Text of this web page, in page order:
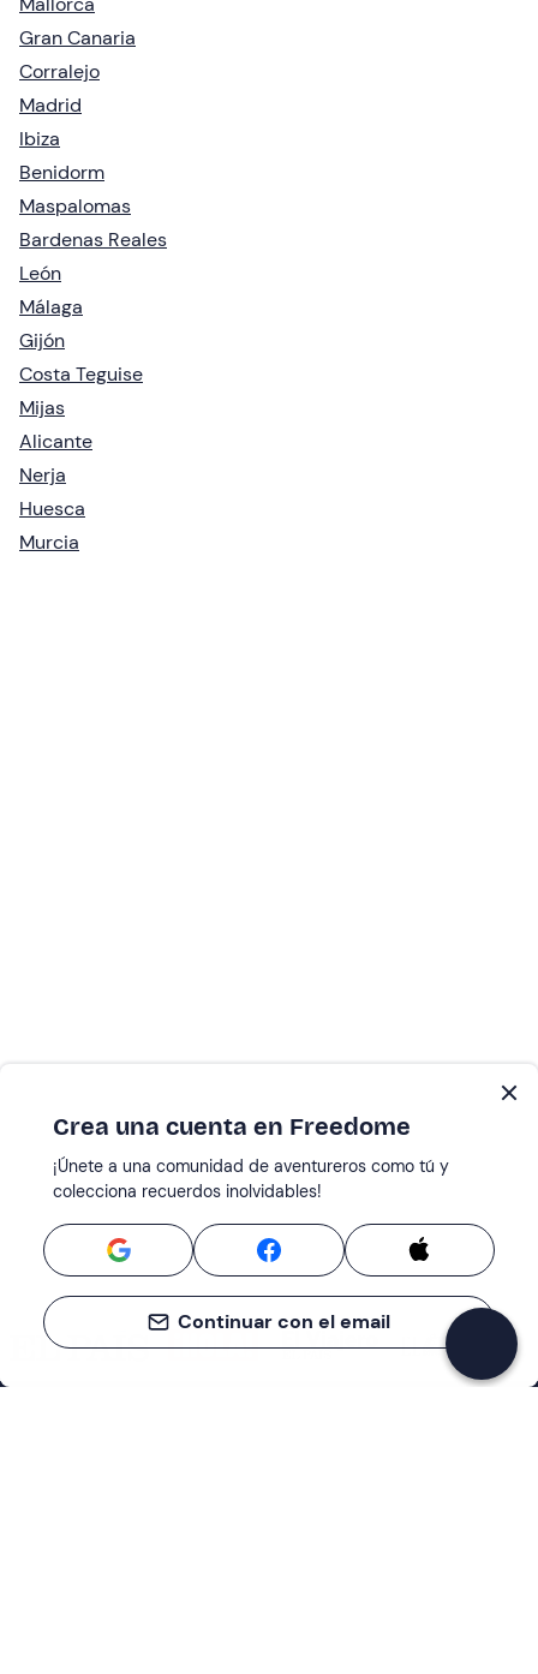
Gran Canaria
Corralejo
Madrid
Ibiza
Benidorm
Maspalomas
Bardenas Reales
León
Málaga
Gijón
Costa Teguise
Mijas
Alicante
Nerja
Huesca
Murcia
Crea una cuenta en Freedome
¡Únete a una comunidad de aventureros como tú y
colecciona recuerdos inolvidables!
Continuar con el email